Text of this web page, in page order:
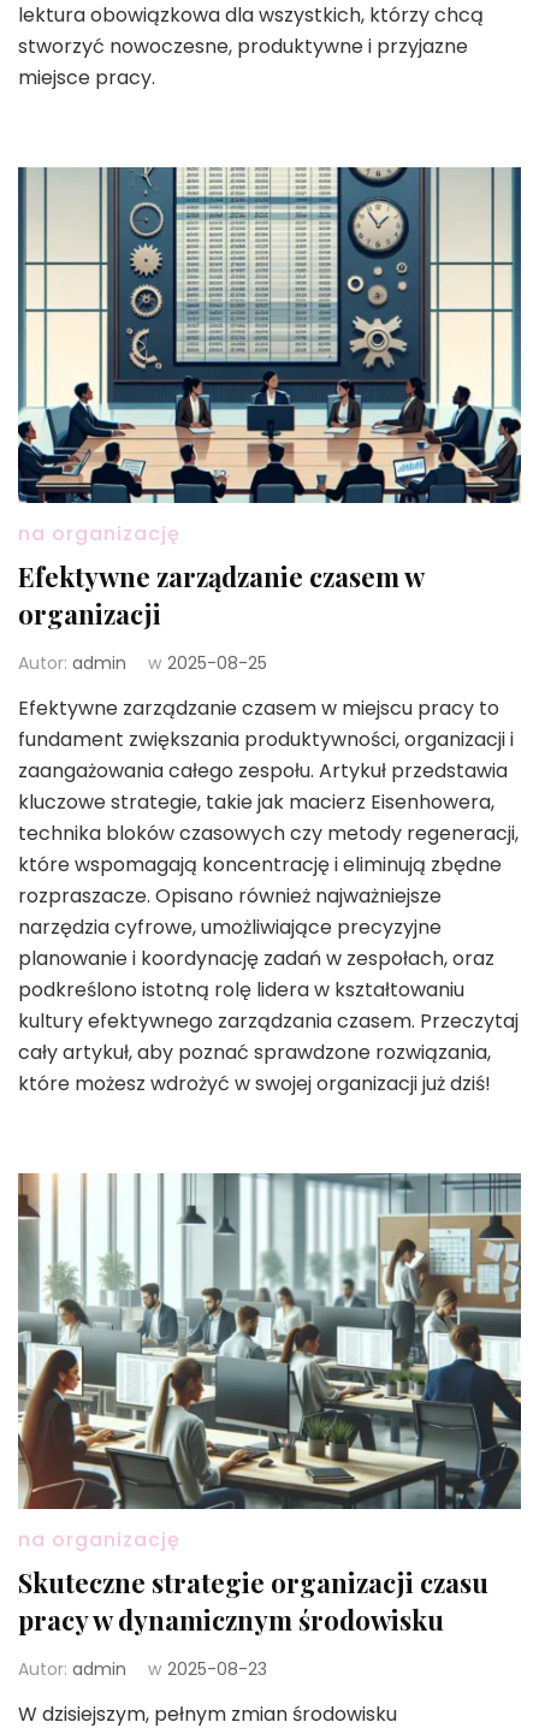
lektura obowiązkowa dla wszystkich, którzy chcą
stworzyć nowoczesne, produktywne i przyjazne
miejsce pracy.
na organizację
Efektywne zarządzanie czasem w
organizacji
Autor: admin w 2025-08-25
Efektywne zarządzanie czasem w miejscu pracy to
fundament zwiększania produktywności, organizacji i
zaangażowania całego zespołu. Artykuł przedstawia
kluczowe strategie, takie jak macierz Eisenhowera,
technika bloków czasowych czy metody regeneracji,
które wspomagają koncentrację i eliminują zbędne
rozpraszacze. Opisano również najważniejsze
narzędzia cyfrowe, umożliwiające precyzyjne
planowanie i koordynację zadań w zespołach, oraz
podkreślono istotną rolę lidera w kształtowaniu
kultury efektywnego zarządzania czasem. Przeczytaj
cały artykuł, aby poznać sprawdzone rozwiązania,
które możesz wdrożyć w swojej organizacji już dziś!
na organizację
Skuteczne strategie organizacji czasu
pracy w dynamicznym środowisku
Autor: admin w 2025-08-23
W dzisiejszym, pełnym zmian środowisku